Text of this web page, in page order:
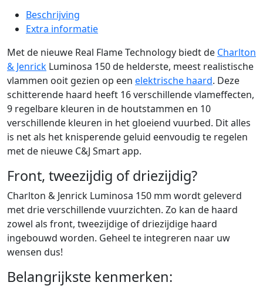
Beschrijving
Extra informatie
Met de nieuwe Real Flame Technology biedt de Charlton
& Jenrick Luminosa 150 de helderste, meest realistische
vlammen ooit gezien op een elektrische haard. Deze
schitterende haard heeft 16 verschillende vlameffecten,
9 regelbare kleuren in de houtstammen en 10
verschillende kleuren in het gloeiend vuurbed. Dit alles
is net als het knisperende geluid eenvoudig te regelen
met de nieuwe C&J Smart app.
Front, tweezijdig of driezijdig?
Charlton & Jenrick Luminosa 150 mm wordt geleverd
met drie verschillende vuurzichten. Zo kan de haard
zowel als front, tweezijdige of driezijdige haard
ingebouwd worden. Geheel te integreren naar uw
wensen dus!
Belangrijkste kenmerken: